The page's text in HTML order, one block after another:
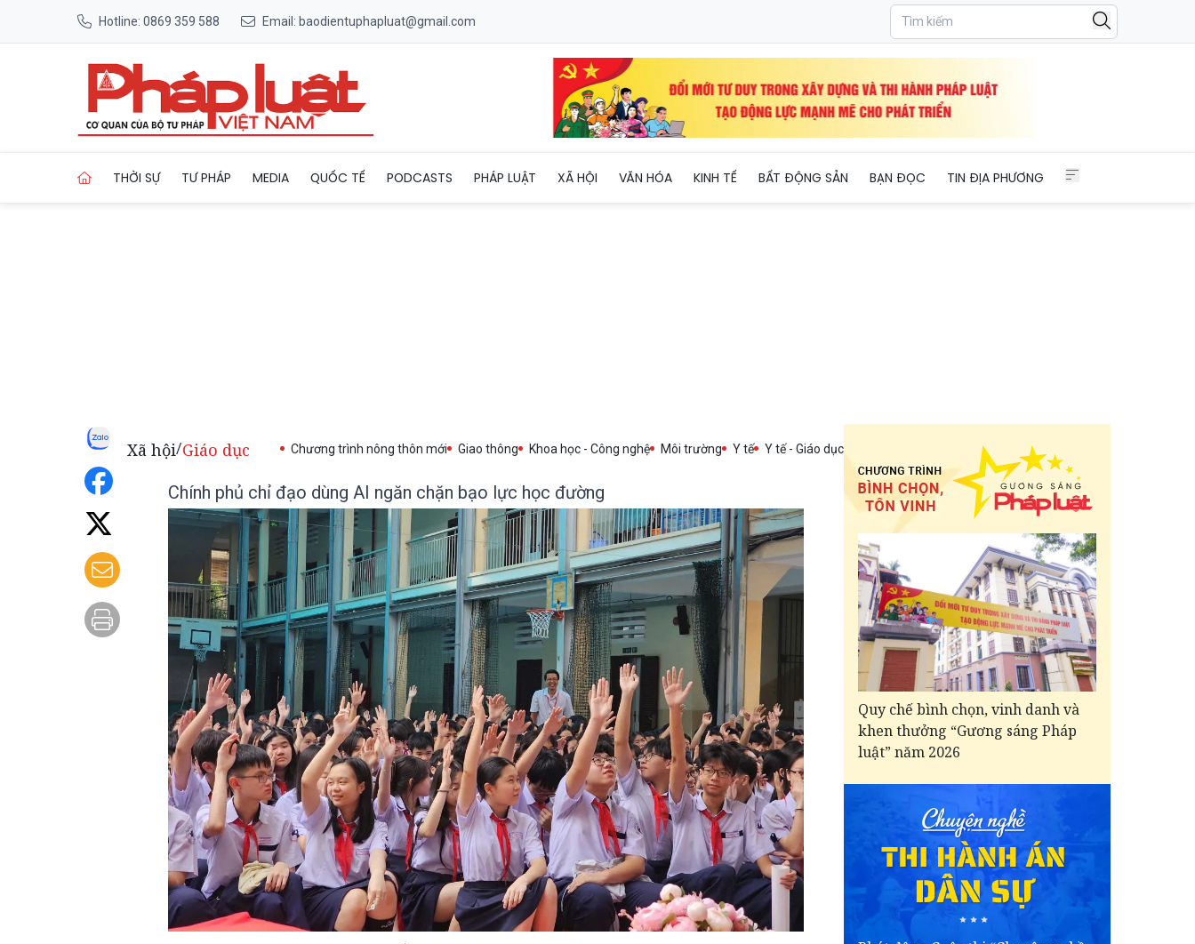
Hotline: 0869 359 588 Email: baodientuphapluat@gmail.com
THỜI SỰ TƯ PHÁP MEDIA QUỐC TẾ PODCASTS PHÁP LUẬT XÃ HỘI VĂN HÓA KINH TẾ BẤT ĐỘNG SẢN BẠN ĐỌC TIN ĐỊA PHƯƠNG
Xã hội/Giáo dục Chương trình nông thôn mới Giao thông Khoa học - Công nghệ Môi trường Y tế Y tế - Giáo dục
Chính phủ chỉ đạo dùng AI ngăn chặn bạo lực học đường
Quy chế bình chọn, vinh danh và
khen thưởng “Gương sáng Pháp
luật” năm 2026